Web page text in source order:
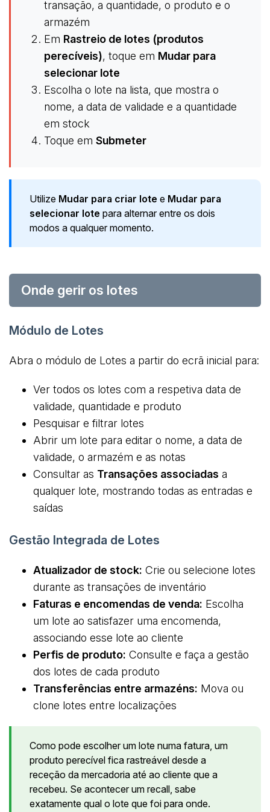
transação, a quantidade, o produto e o
armazém
Em Rastreio de lotes (produtos
perecíveis), toque em Mudar para
selecionar lote
Escolha o lote na lista, que mostra o
nome, a data de validade e a quantidade
em stock
Toque em Submeter
Utilize Mudar para criar lote e Mudar para
selecionar lote para alternar entre os dois
modos a qualquer momento.
Onde gerir os lotes
Módulo de Lotes
Abra o módulo de Lotes a partir do ecrã inicial para:
Ver todos os lotes com a respetiva data de
validade, quantidade e produto
Pesquisar e filtrar lotes
Abrir um lote para editar o nome, a data de
validade, o armazém e as notas
Consultar as Transações associadas a
qualquer lote, mostrando todas as entradas e
saídas
Gestão Integrada de Lotes
Atualizador de stock: Crie ou selecione lotes
durante as transações de inventário
Faturas e encomendas de venda: Escolha
um lote ao satisfazer uma encomenda,
associando esse lote ao cliente
Perfis de produto: Consulte e faça a gestão
dos lotes de cada produto
Transferências entre armazéns: Mova ou
clone lotes entre localizações
Como pode escolher um lote numa fatura, um
produto perecível fica rastreável desde a
receção da mercadoria até ao cliente que a
recebeu. Se acontecer um recall, sabe
exatamente qual o lote que foi para onde.